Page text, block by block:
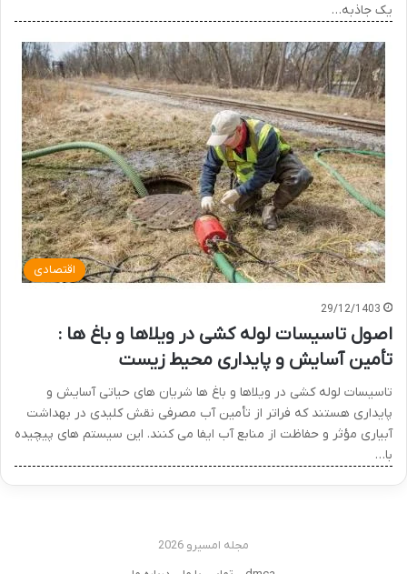
یک جاذبه…
اقتصادی
29/12/1403
اصول تاسیسات لوله کشی در ویلاها و باغ ها :
تأمین آسایش و پایداری محیط زیست
تاسیسات لوله کشی در ویلاها و باغ ها شریان های حیاتی آسایش و
پایداری هستند که فراتر از تأمین آب مصرفی نقش کلیدی در بهداشت
آبیاری مؤثر و حفاظت از منابع آب ایفا می کنند. این سیستم های پیچیده
با…
مجله امسیرو 2026